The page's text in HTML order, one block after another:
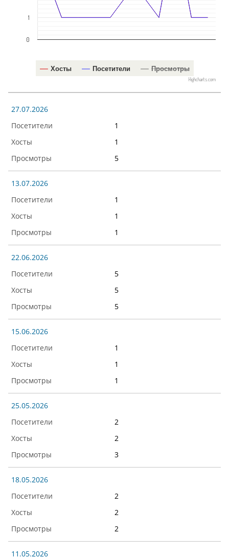
Хосты Посетители Просмотры
0
1
Highcharts.com
27.07.2026
1
1
5
13.07.2026
1
1
1
22.06.2026
5
5
5
15.06.2026
1
1
1
25.05.2026
2
2
3
18.05.2026
2
2
2
11.05.2026